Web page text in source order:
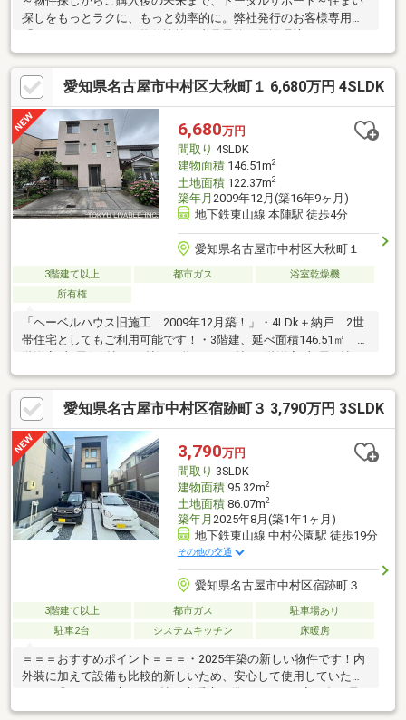
探しをもっとラクに、もっと効率的に。弊社発行のお客様専用
までスマホで完結。よく行く場所へのルートや所要時間がわかる
「Door to Door機能」で、通勤・通学時間もスムーズに検索でき
ます。東宝ハウス名古屋中央では、物件のご紹介にとどまらず、
独自の会員サービス「TOHO HOUSE CLUB」や「未来カレンダ
ー」を活用したライフプランニングを通じて、ご入居後もお客様
の安心と豊かな暮らしに寄り添い続けます。
愛知県名古屋市中村区大秋町１ 6,680万円 4SLDK
6,680万円
間取り 4SLDK
建物面積146.51m2
土地面積122.37m2
築年月 2009年12月(築16年9ヶ月)
地下鉄東山線 本陣駅 徒歩4分
愛知県名古屋市中村区大秋町１
3階建て以上 都市ガス
浴室乾燥機
所有権
「ヘーベルハウス旧施工 2009年12月築！」・4LDk＋納戸 2世
帯住宅としてもご利用可能です！・3階建、延べ面積146.51㎡ 1
帖)・ホームエレベーターあり・1階のベランダではガーデニング
を楽しめます。・収納量豊富、ファミリー向けの物件です！・都
心へのアクセスも良好です！・空室の為、内覧可能です！ お気
軽にご連絡ください！
愛知県名古屋市中村区宿跡町３ 3,790万円 3SLDK
3,790万円
間取り 3SLDK
建物面積95.32m2
土地面積86.07m2
築年月 2025年8月(築1年1ヶ月)
地下鉄東山線 中村公園駅 徒歩19分
その他の交通
愛知県名古屋市中村区宿跡町３
3階建て以上 都市ガス
駐車場あり
駐車2台
システムキッチン 床暖房
＝＝＝おすすめポイント＝＝＝・2025年築の新しい物件です！内
外装に加えて設備も比較的新しいため、安心して使用していただ
元ポカポカ♪・対面キッチン・リビング階段・吹抜など、いつでも